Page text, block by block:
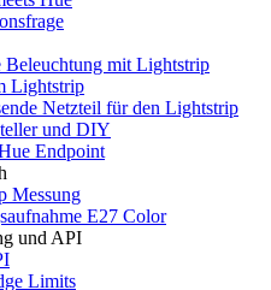
Beleuchtung mit Lightstrip
Lightstrip
Netzteil für den Lightstrip
und DIY
Endpoint
Messung
E27 Color
und API
Limits